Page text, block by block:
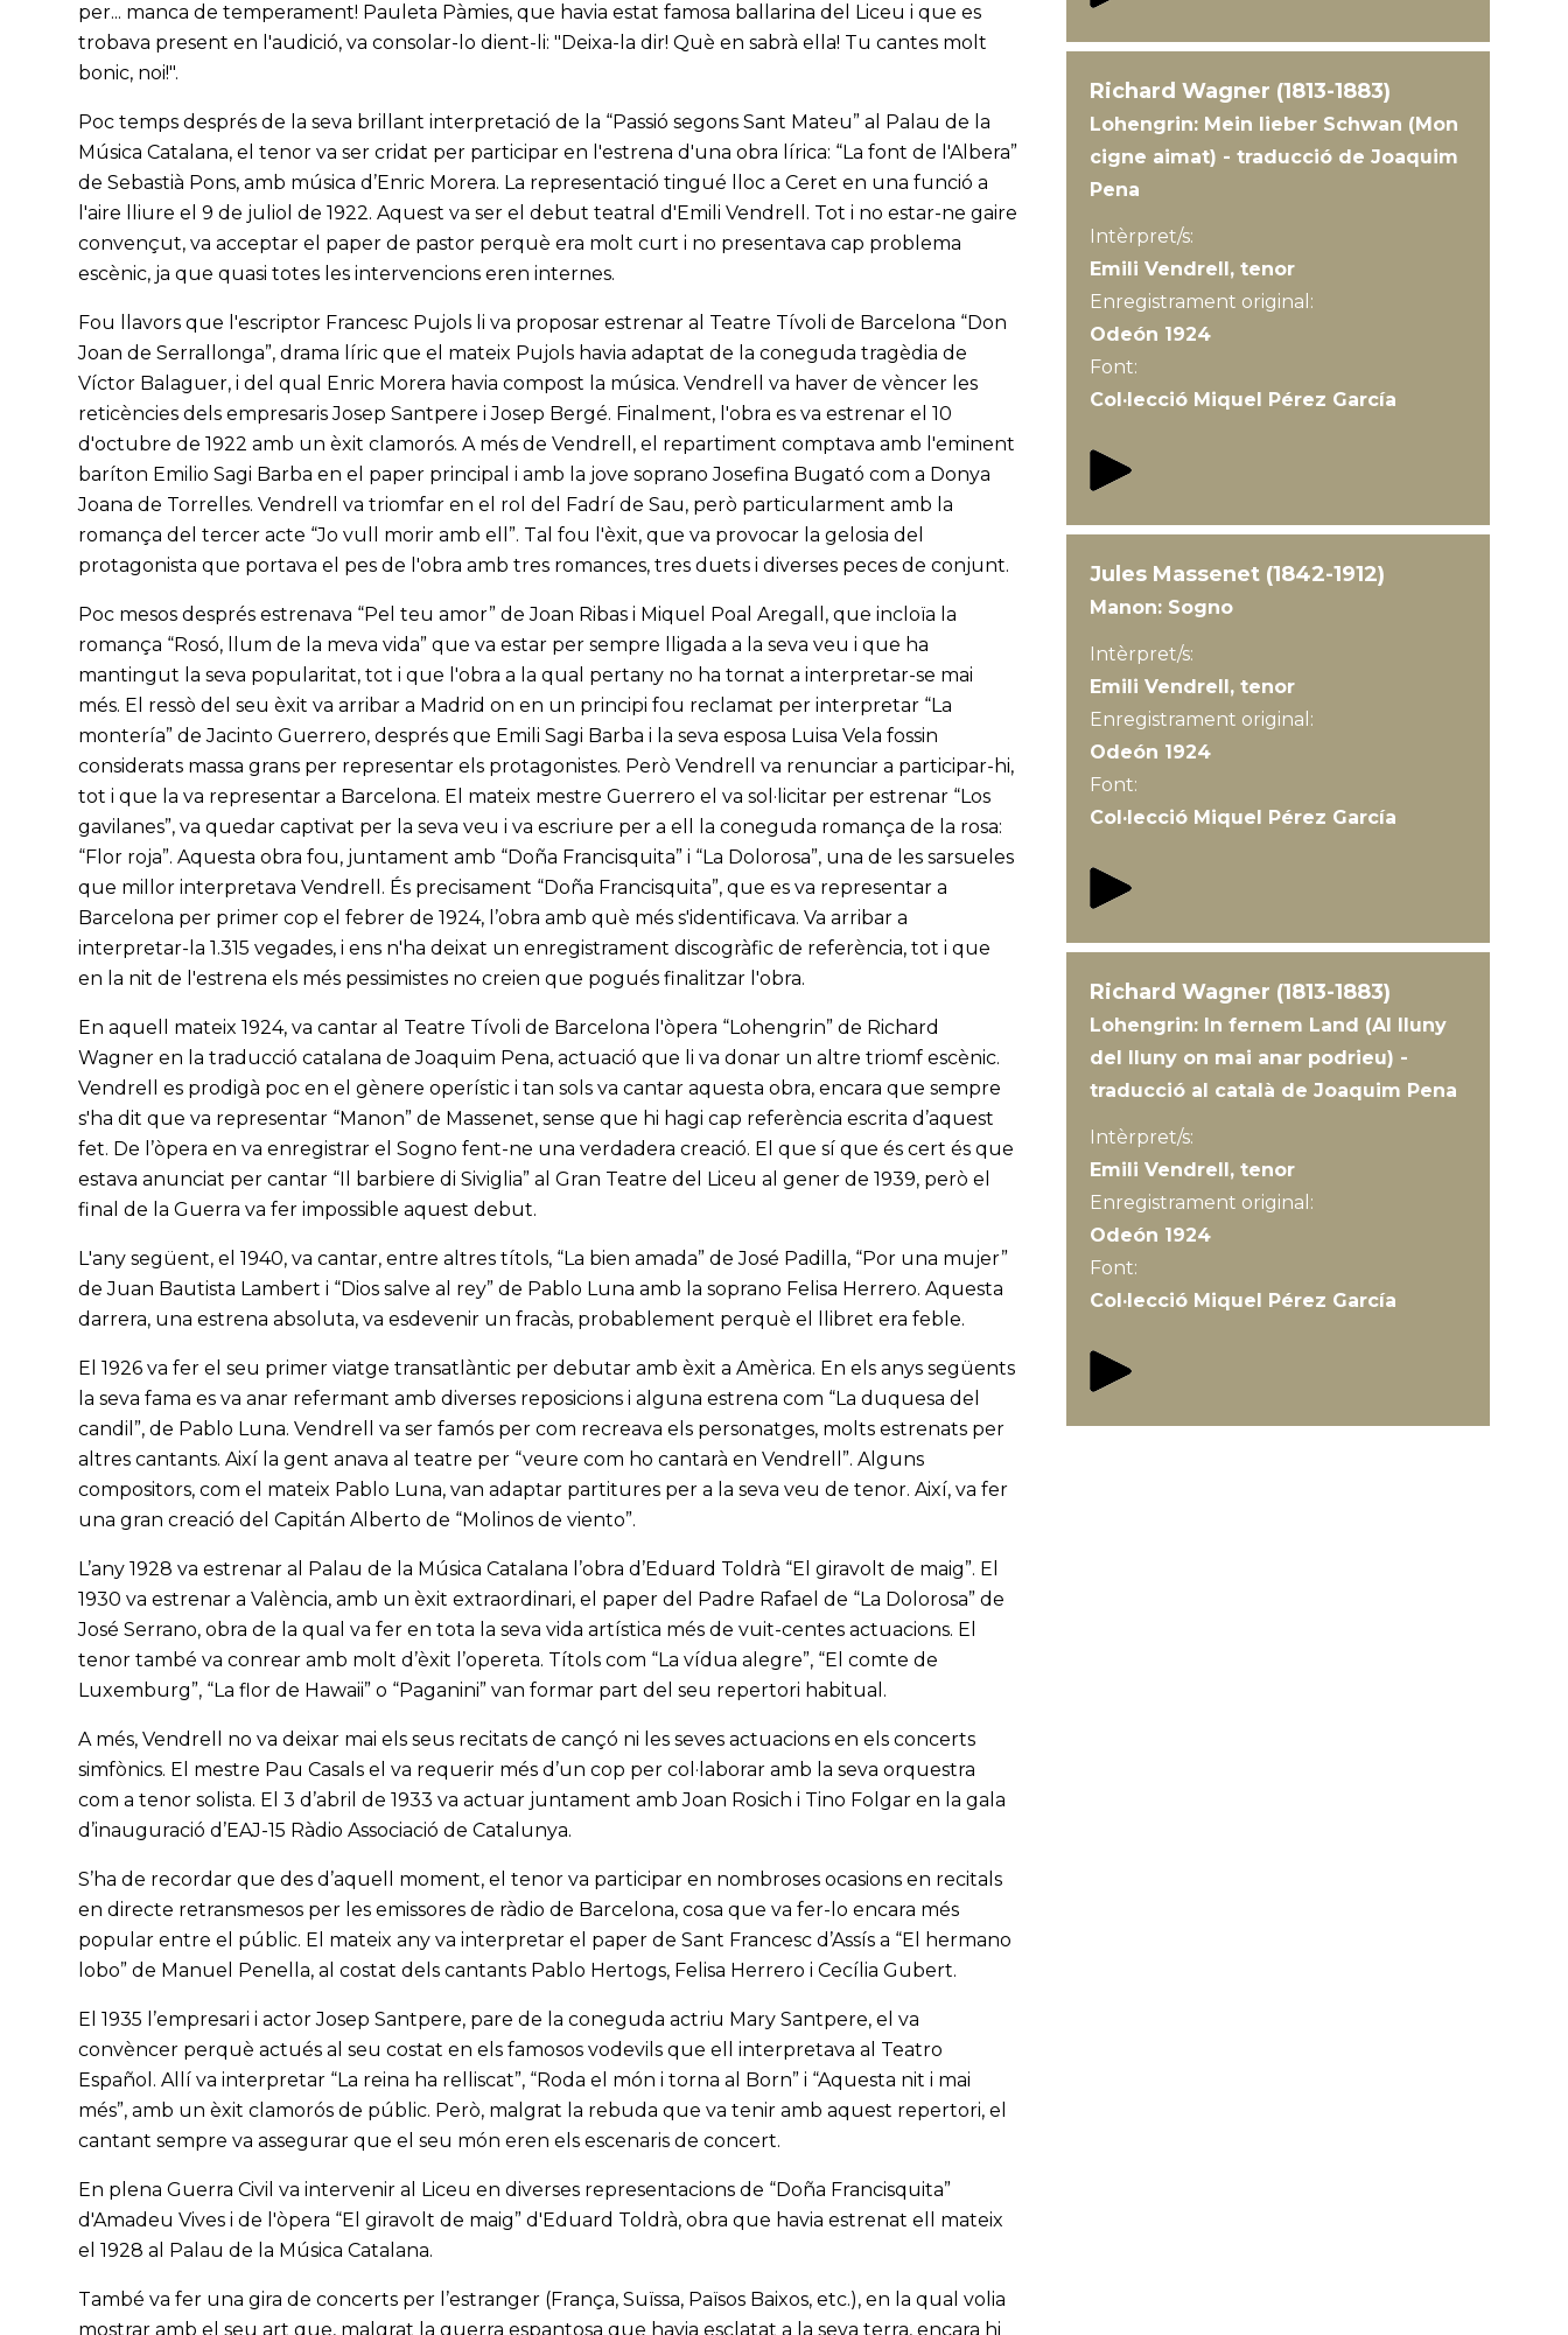
per... manca de temperament! Pauleta Pàmies, que havia estat famosa ballarina del Liceu i que es
trobava present en l'audició, va consolar-lo dient-li: "Deixa-la dir! Què en sabrà ella! Tu cantes molt
bonic, noi!".
Poc temps després de la seva brillant interpretació de la “Passió segons Sant Mateu” al Palau de la
Música Catalana, el tenor va ser cridat per participar en l'estrena d'una obra lírica: “La font de l'Albera”
de Sebastià Pons, amb música d’Enric Morera. La representació tingué lloc a Ceret en una funció a
l'aire lliure el 9 de juliol de 1922. Aquest va ser el debut teatral d'Emili Vendrell. Tot i no estar-ne gaire
convençut, va acceptar el paper de pastor perquè era molt curt i no presentava cap problema
escènic, ja que quasi totes les intervencions eren internes.
Fou llavors que l'escriptor Francesc Pujols li va proposar estrenar al Teatre Tívoli de Barcelona “Don
Joan de Serrallonga”, drama líric que el mateix Pujols havia adaptat de la coneguda tragèdia de
Víctor Balaguer, i del qual Enric Morera havia compost la música. Vendrell va haver de vèncer les
reticències dels empresaris Josep Santpere i Josep Bergé. Finalment, l'obra es va estrenar el 10
d'octubre de 1922 amb un èxit clamorós. A més de Vendrell, el repartiment comptava amb l'eminent
baríton Emilio Sagi Barba en el paper principal i amb la jove soprano Josefina Bugató com a Donya
Joana de Torrelles. Vendrell va triomfar en el rol del Fadrí de Sau, però particularment amb la
romança del tercer acte “Jo vull morir amb ell”. Tal fou l'èxit, que va provocar la gelosia del
protagonista que portava el pes de l'obra amb tres romances, tres duets i diverses peces de conjunt.
Poc mesos després estrenava “Pel teu amor” de Joan Ribas i Miquel Poal Aregall, que incloïa la
romança “Rosó, llum de la meva vida” que va estar per sempre lligada a la seva veu i que ha
mantingut la seva popularitat, tot i que l'obra a la qual pertany no ha tornat a interpretar-se mai
més. El ressò del seu èxit va arribar a Madrid on en un principi fou reclamat per interpretar “La
montería” de Jacinto Guerrero, després que Emili Sagi Barba i la seva esposa Luisa Vela fossin
considerats massa grans per representar els protagonistes. Però Vendrell va renunciar a participar-hi,
tot i que la va representar a Barcelona. El mateix mestre Guerrero el va sol·licitar per estrenar “Los
gavilanes”, va quedar captivat per la seva veu i va escriure per a ell la coneguda romança de la rosa:
“Flor roja”. Aquesta obra fou, juntament amb “Doña Francisquita” i “La Dolorosa”, una de les sarsueles
que millor interpretava Vendrell. És precisament “Doña Francisquita”, que es va representar a
Barcelona per primer cop el febrer de 1924, l’obra amb què més s'identificava. Va arribar a
interpretar-la 1.315 vegades, i ens n'ha deixat un enregistrament discogràfic de referència, tot i que
en la nit de l'estrena els més pessimistes no creien que pogués finalitzar l'obra.
En aquell mateix 1924, va cantar al Teatre Tívoli de Barcelona l'òpera “Lohengrin” de Richard
Wagner en la traducció catalana de Joaquim Pena, actuació que li va donar un altre triomf escènic.
Vendrell es prodigà poc en el gènere operístic i tan sols va cantar aquesta obra, encara que sempre
s'ha dit que va representar “Manon” de Massenet, sense que hi hagi cap referència escrita d’aquest
fet. De l’òpera en va enregistrar el Sogno fent-ne una verdadera creació. El que sí que és cert és que
estava anunciat per cantar “Il barbiere di Siviglia” al Gran Teatre del Liceu al gener de 1939, però el
final de la Guerra va fer impossible aquest debut.
L'any següent, el 1940, va cantar, entre altres títols, “La bien amada” de José Padilla, “Por una mujer”
de Juan Bautista Lambert i “Dios salve al rey” de Pablo Luna amb la soprano Felisa Herrero. Aquesta
darrera, una estrena absoluta, va esdevenir un fracàs, probablement perquè el llibret era feble.
El 1926 va fer el seu primer viatge transatlàntic per debutar amb èxit a Amèrica. En els anys següents
la seva fama es va anar refermant amb diverses reposicions i alguna estrena com “La duquesa del
candil”, de Pablo Luna. Vendrell va ser famós per com recreava els personatges, molts estrenats per
altres cantants. Així la gent anava al teatre per “veure com ho cantarà en Vendrell”. Alguns
compositors, com el mateix Pablo Luna, van adaptar partitures per a la seva veu de tenor. Així, va fer
una gran creació del Capitán Alberto de “Molinos de viento”.
L’any 1928 va estrenar al Palau de la Música Catalana l’obra d’Eduard Toldrà “El giravolt de maig”. El
1930 va estrenar a València, amb un èxit extraordinari, el paper del Padre Rafael de “La Dolorosa” de
José Serrano, obra de la qual va fer en tota la seva vida artística més de vuit-centes actuacions. El
tenor també va conrear amb molt d’èxit l’opereta. Títols com “La vídua alegre”, “El comte de
Luxemburg”, “La flor de Hawaii” o “Paganini” van formar part del seu repertori habitual.
A més, Vendrell no va deixar mai els seus recitats de cançó ni les seves actuacions en els concerts
simfònics. El mestre Pau Casals el va requerir més d’un cop per col·laborar amb la seva orquestra
com a tenor solista. El 3 d’abril de 1933 va actuar juntament amb Joan Rosich i Tino Folgar en la gala
d’inauguració d’EAJ-15 Ràdio Associació de Catalunya.
S’ha de recordar que des d’aquell moment, el tenor va participar en nombroses ocasions en recitals
en directe retransmesos per les emissores de ràdio de Barcelona, cosa que va fer-lo encara més
popular entre el públic. El mateix any va interpretar el paper de Sant Francesc d’Assís a “El hermano
lobo” de Manuel Penella, al costat dels cantants Pablo Hertogs, Felisa Herrero i Cecília Gubert.
El 1935 l’empresari i actor Josep Santpere, pare de la coneguda actriu Mary Santpere, el va
convèncer perquè actués al seu costat en els famosos vodevils que ell interpretava al Teatro
Español. Allí va interpretar “La reina ha relliscat”, “Roda el món i torna al Born” i “Aquesta nit i mai
més”, amb un èxit clamorós de públic. Però, malgrat la rebuda que va tenir amb aquest repertori, el
cantant sempre va assegurar que el seu món eren els escenaris de concert.
En plena Guerra Civil va intervenir al Liceu en diverses representacions de “Doña Francisquita”
d'Amadeu Vives i de l'òpera “El giravolt de maig” d'Eduard Toldrà, obra que havia estrenat ell mateix
el 1928 al Palau de la Música Catalana.
També va fer una gira de concerts per l’estranger (França, Suïssa, Països Baixos, etc.), en la qual volia
mostrar amb el seu art que, malgrat la guerra espantosa que havia esclatat a la seva terra, encara hi
Richard Wagner (1813-1883)
Lohengrin: Mein lieber Schwan (Mon
cigne aimat) - traducció de Joaquim
Pena
Intèrpret/s:
Emili Vendrell, tenor
Enregistrament original:
Odeón 1924
Font:
Col·lecció Miquel Pérez García
Jules Massenet (1842-1912)
Manon: Sogno
Intèrpret/s:
Emili Vendrell, tenor
Enregistrament original:
Odeón 1924
Font:
Col·lecció Miquel Pérez García
Richard Wagner (1813-1883)
Lohengrin: In fernem Land (Al lluny
del lluny on mai anar podrieu) -
traducció al català de Joaquim Pena
Intèrpret/s:
Emili Vendrell, tenor
Enregistrament original:
Odeón 1924
Font:
Col·lecció Miquel Pérez García